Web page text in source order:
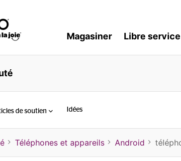
Magasiner Libre service
de soutien Idées
Téléphones et appareils Android